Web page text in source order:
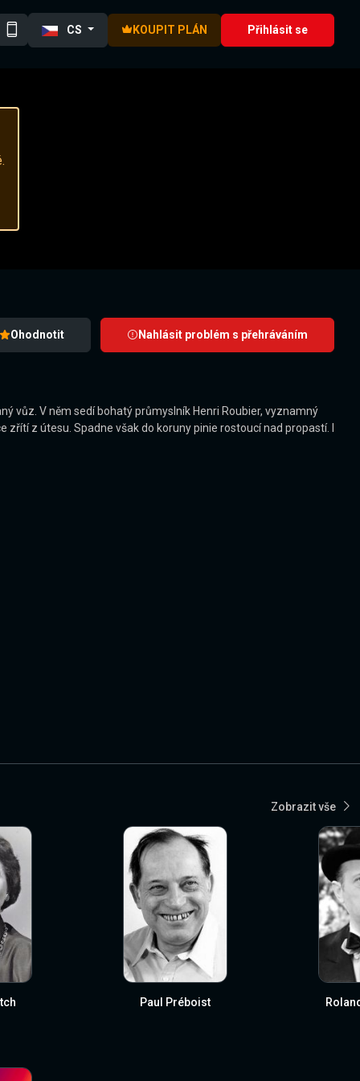
CS KOUPIT PLÁN Přihlásit se
Ohodnotit Nahlásit problém s přehráváním
vůz. V něm sedí bohatý průmyslník Henri Roubier, vyznamný
z útesu. Spadne však do koruny pinie rostoucí nad propastí. I
Zobrazit vše
Paul Préboist